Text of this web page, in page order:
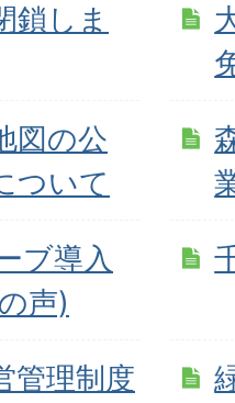
鎖しま
図の公
ついて
ブ導入
声)
管理制度